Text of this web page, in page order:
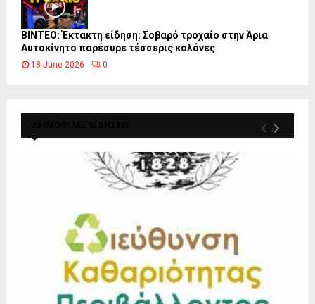
ΒΙΝΤΕΟ: Έκτακτη είδηση: Σοβαρό τροχαίο στην Άρια
Αυτοκίνητο παρέσυρε τέσσερις κολόνες
18 June 2026 0